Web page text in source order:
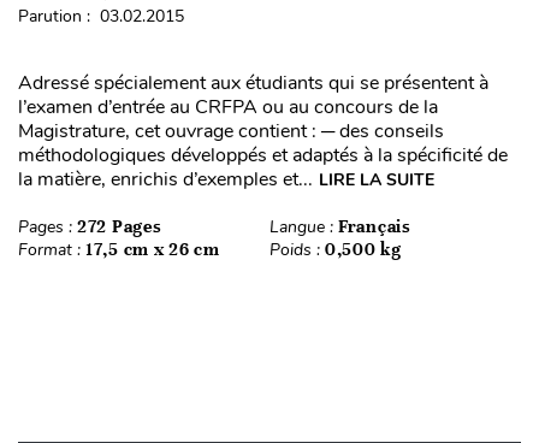
Parution : 03.02.2015
Adressé spécialement aux étudiants qui se présentent à
l’examen d’entrée au CRFPA ou au concours de la
Magistrature, cet ouvrage contient : ─ des conseils
méthodologiques développés et adaptés à la spécificité de
la matière, enrichis d’exemples et... LIRE LA SUITE
Pages : 272 Pages Langue : Français
Format : 17,5 cm x 26 cm Poids : 0,500 kg